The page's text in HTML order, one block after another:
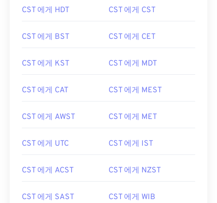
CST 에게 HDT CST 에게 CST
CST 에게 BST CST 에게 CET
CST 에게 KST CST 에게 MDT
CST 에게 CAT CST 에게 MEST
CST 에게 AWST CST 에게 MET
CST 에게 UTC CST 에게 IST
CST 에게 ACST CST 에게 NZST
CST 에게 SAST CST 에게 WIB